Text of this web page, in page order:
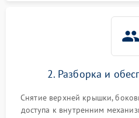
2. Разборка и
Снятие верхней крышки,
доступа к внутренним